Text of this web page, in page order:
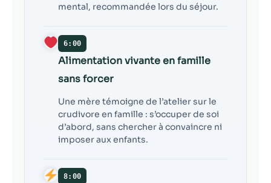
mental, recommandée lors du séjour.
6:00
Alimentation vivante en famille
sans forcer
Une mère témoigne de l’atelier sur le
crudivore en famille : s’occuper de soi
d’abord, sans chercher à convaincre ni
imposer aux enfants.
8:00